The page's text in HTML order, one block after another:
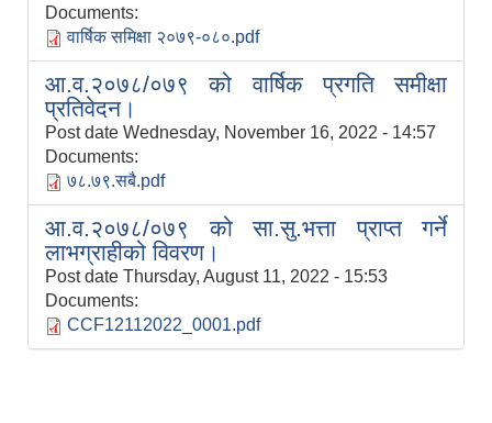
Documents:
वार्षिक समिक्षा २०७९-०८०.pdf
आ.व.२०७८/०७९ को वार्षिक प्रगति समीक्षा
प्रतिवेदन।
Post date Wednesday, November 16, 2022 - 14:57
Documents:
७८.७९.सबै.pdf
आ.व.२०७८/०७९ को सा.सु.भत्ता प्राप्त गर्ने
लाभग्राहीको विवरण।
Post date Thursday, August 11, 2022 - 15:53
Documents:
CCF12112022_0001.pdf